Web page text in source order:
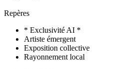
Repères
* Exclusivité AI *
Artiste émergent
Exposition collective
Rayonnement local